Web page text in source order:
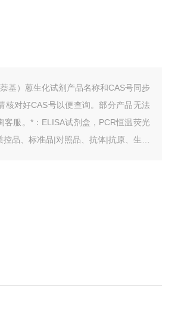
基）蒽生化试剂产品名称和CAS号同步
核对好CAS号以便查询。部分产品无法
客服。*：ELISA试剂盒，PCR恒温荧光
品、标准品|对照品、抗体|抗原、生物